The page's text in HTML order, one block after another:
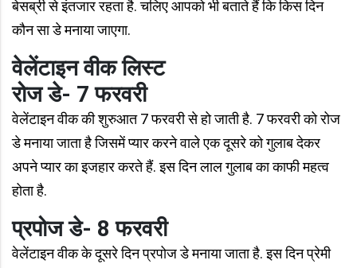
बेसब्री से इंतजार रहता है. चलिए आपको भी बताते हैं कि किस दिन
कौन सा डे मनाया जाएगा.
वेलेंटाइन वीक लिस्ट
रोज डे- 7 फरवरी
वेलेंटाइन वीक की शुरुआत 7 फरवरी से हो जाती है. 7 फरवरी को रोज
डे मनाया जाता है जिसमें प्यार करने वाले एक दूसरे को गुलाब देकर
अपने प्यार का इजहार करते हैं. इस दिन लाल गुलाब का काफी महत्व
होता है.
प्रपोज डे- 8 फरवरी
वेलेंटाइन वीक के दूसरे दिन प्रपोज डे मनाया जाता है. इस दिन प्रेमी